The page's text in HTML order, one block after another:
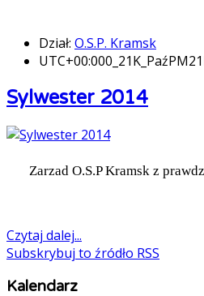
Dział: O.S.P. Kramsk
Sylwester 2014
Zarzad O.S.P Kramsk z
Czytaj dalej...
Subskrybuj to źródło RSS
Kalendarz